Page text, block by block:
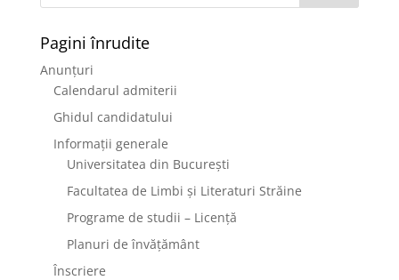
Pagini înrudite
Anunțuri
Calendarul admiterii
Ghidul candidatului
Informații generale
Universitatea din București
Facultatea de Limbi și Literaturi Străine
Programe de studii – Licență
Planuri de învățământ
Înscriere